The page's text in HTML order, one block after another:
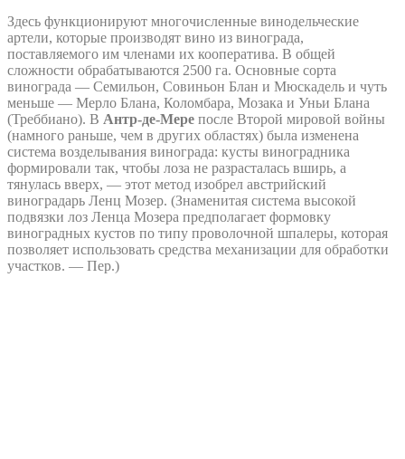
Здесь функционируют многочисленные винодельческие
артели, которые производят вино из винограда,
поставляемого им членами их кооператива. В общей
сложности обрабатываются 2500 га. Основные сорта
винограда — Семильон, Совиньон Блан и Мюскадель и чуть
меньше — Мерло Блана, Коломбара, Мозака и Уньи Блана
(Треббиано). В Антр-де-Мере после Второй мировой войны
(намного раньше, чем в других областях) была изменена
система возделывания винограда: кусты виноградника
формировали так, чтобы лоза не разрасталась вширь, а
тянулась вверх, — этот метод изобрел австрийский
виноградарь Ленц Мозер. (Знаменитая система высокой
подвязки лоз Ленца Мозера предполагает формовку
виноградных кустов по типу проволочной шпалеры, которая
позволяет использовать средства механизации для обработки
участков. — Пер.)